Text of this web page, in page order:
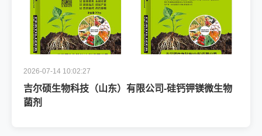
2026-07-14 10:02:27
吉尔硕生物科技（山东）有限公司-硅钙钾镁微生物
菌剂